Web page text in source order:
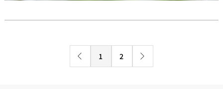
1 2